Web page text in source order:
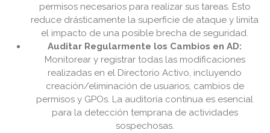
permisos necesarios para realizar sus tareas. Esto
reduce drásticamente la superficie de ataque y limita
el impacto de una posible brecha de seguridad.
Auditar Regularmente los Cambios en AD:
Monitorear y registrar todas las modificaciones
realizadas en el Directorio Activo, incluyendo
creación/eliminación de usuarios, cambios de
permisos y GPOs. La auditoría continua es esencial
para la detección temprana de actividades
sospechosas.